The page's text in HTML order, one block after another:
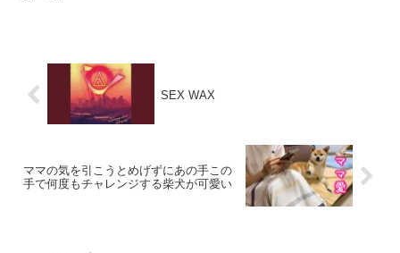
SEX WAX
ママの気を引こうとめげずにあの手この
手で何度もチャレンジする柴犬が可愛い